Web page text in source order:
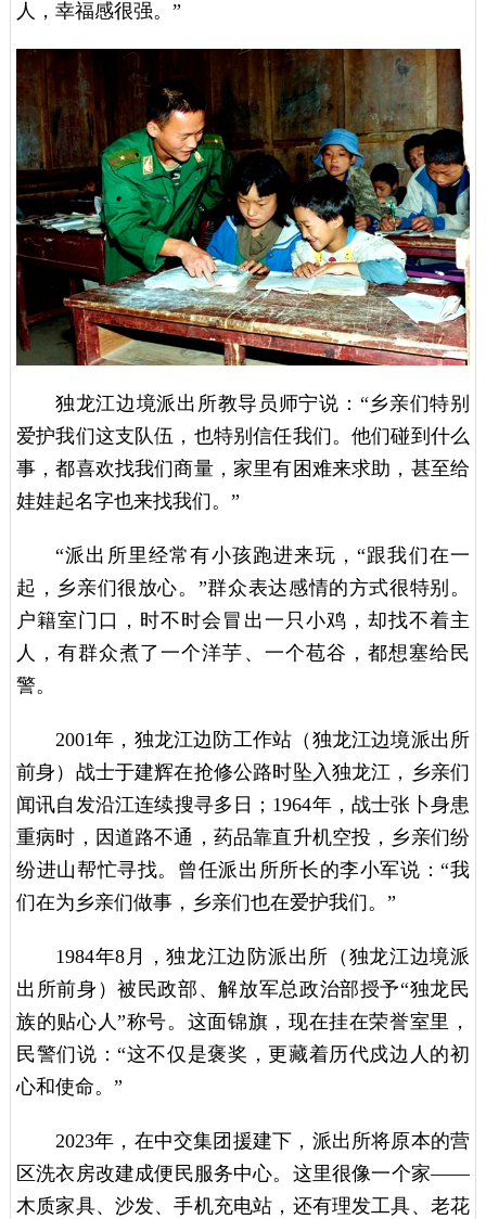
人，幸福感很强。”
独龙江边境派出所教导员师宁说：“乡亲们特别
爱护我们这支队伍，也特别信任我们。他们碰到什么
事，都喜欢找我们商量，家里有困难来求助，甚至给
娃娃起名字也来找我们。”
“派出所里经常有小孩跑进来玩，“跟我们在一
起，乡亲们很放心。”群众表达感情的方式很特别。
户籍室门口，时不时会冒出一只小鸡，却找不着主
人，有群众煮了一个洋芋、一个苞谷，都想塞给民
警。
2001年，独龙江边防工作站（独龙江边境派出所
前身）战士于建辉在抢修公路时坠入独龙江，乡亲们
闻讯自发沿江连续搜寻多日；1964年，战士张卜身患
重病时，因道路不通，药品靠直升机空投，乡亲们纷
纷进山帮忙寻找。曾任派出所所长的李小军说：“我
们在为乡亲们做事，乡亲们也在爱护我们。”
1984年8月，独龙江边防派出所（独龙江边境派
出所前身）被民政部、解放军总政治部授予“独龙民
族的贴心人”称号。这面锦旗，现在挂在荣誉室里，
民警们说：“这不仅是褒奖，更藏着历代戍边人的初
心和使命。”
2023年，在中交集团援建下，派出所将原本的营
区洗衣房改建成便民服务中心。这里很像一个家——
木质家具、沙发、手机充电站，还有理发工具、老花